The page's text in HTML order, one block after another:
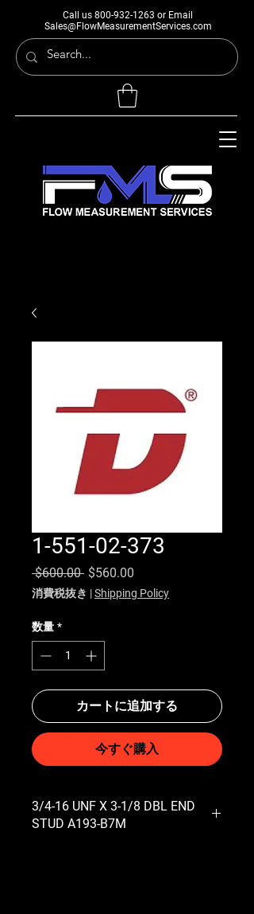
Call us 800-932-1263 or Email
Sales@FlowMeasurementServices.com
1-551-02-373
$600.00 通常価格
$560.00
消費税抜き |Shipping Policy
数量 *
カートに追加する
今すぐ購入
3/4-16 UNF X 3-1/8 DBL END
STUD A193-B7M